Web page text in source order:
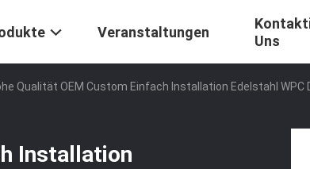
Veranstaltungen
Uns
Qualität OEM Custom Einfach Installation Edelstahl WPC
Installation